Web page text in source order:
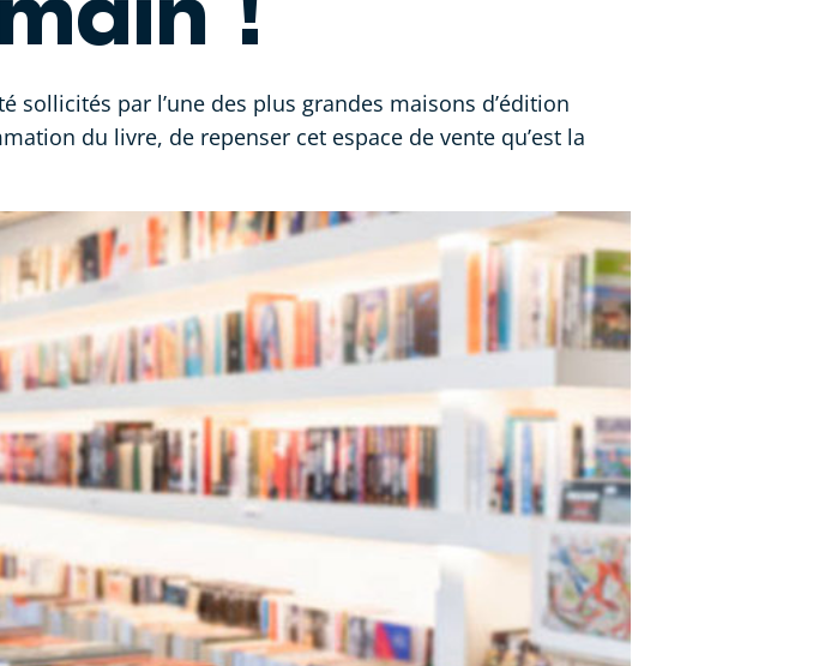
sollicités par l’une des plus grandes maisons d’édition
du livre, de repenser cet espace de vente qu’est la